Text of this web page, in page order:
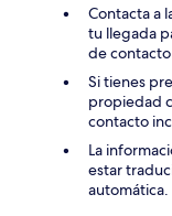
Contacta a
tu llegada
de
Si tienes
propiedad
contacto
La
estar
automática.